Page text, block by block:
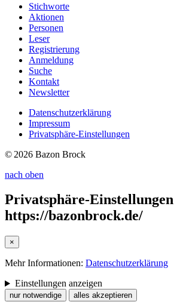
Stichworte
Aktionen
Personen
Leser
Registrierung
Anmeldung
Suche
Kontakt
Newsletter
Datenschutzerklärung
Impressum
Privatsphäre-Einstellungen
© 2026 Bazon Brock
nach oben
Privatsphäre-Einstellungen
https://bazonbrock.de/
×
Mehr Informationen: Datenschutzerklärung
Einstellungen anzeigen
nur notwendige alles akzeptieren